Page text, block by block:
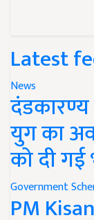
Latest
News
युग का
को दी गई
Government
PM